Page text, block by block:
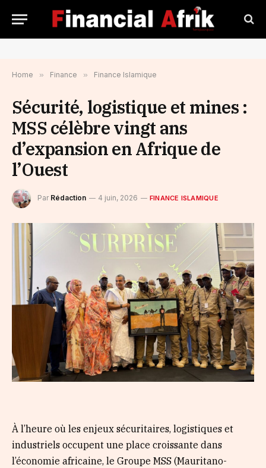
Home » Finance » Finance Islamique
Sécurité, logistique et mines :
MSS célèbre vingt ans
d’expansion en Afrique de
l’Ouest
Par Rédaction 4 juin, 2026 FINANCE ISLAMIQUE
À l’heure où les enjeux sécuritaires, logistiques et
industriels occupent une place croissante dans
l’économie africaine, le Groupe MSS (Mauritano-